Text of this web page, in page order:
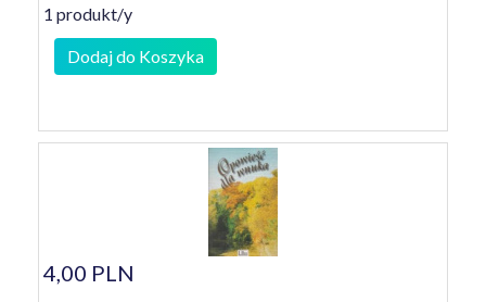
1 produkt/y
Dodaj do Koszyka
4,00 PLN